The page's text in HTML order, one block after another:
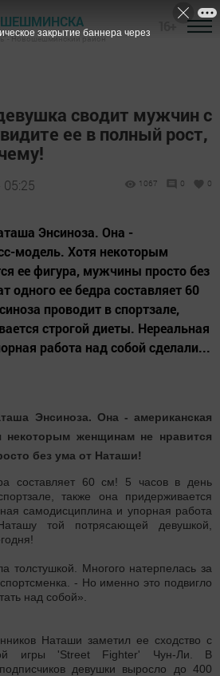
- Новошешминский район
сводит мужчин с
ее в полный рост,
1067 0 0
Энсиноза. Она -
модель. Хотя некоторым
ее фигура, мужчины просто без
одного ее бедра составляет 60
проводит в спортзале,
строгой диеты. Нереальная
работа над собой сделали...
Энсиноза. Она - американская
некоторым женщинам не нравится
без ума от Наташи!
составляет 60 см! 5 часов в день
также она придерживается
самодисциплина и упорная работа
той потрясающей девушкой,
толстушкой. Многого натерпелась за
- Но именно это подвигло
над собой».
Наташи заметил ее сходство с
игры 'Street Fighter' Чун-Ли. В
подписчиков девушки выросло до 400
закрытие баннера через